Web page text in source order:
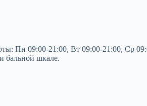
Пн 09:00-21:00, Вт 09:00-21:00, Ср
бальной шкале.